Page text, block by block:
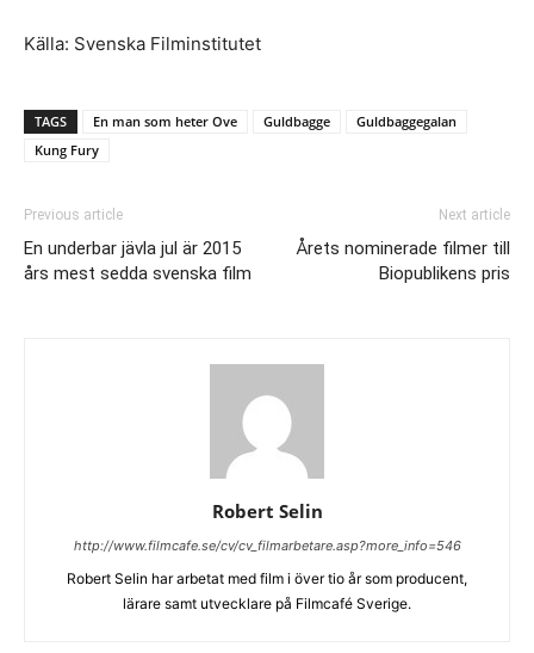
Källa: Svenska Filminstitutet
TAGS En man som heter Ove Guldbagge
Guldbaggegalan
Kung Fury
Previous article
En underbar jävla jul är 2015
års mest sedda svenska film
Next article
Årets nominerade filmer till
Biopublikens pris
Robert Selin
http://www.filmcafe.se/cv/cv_filmarbetare.asp?more_info=546
Robert Selin har arbetat med film i över tio år som producent,
lärare samt utvecklare på Filmcafé Sverige.